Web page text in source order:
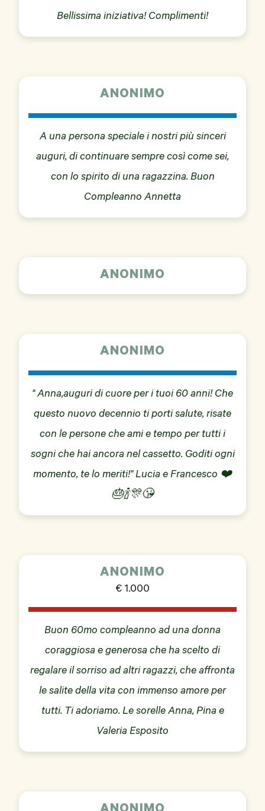
Bellissima iniziativa! Complimenti!
ANONIMO
A una persona speciale i nostri più sinceri
auguri, di continuare sempre così come sei,
con lo spirito di una ragazzina. Buon
Compleanno Annetta
ANONIMO
ANONIMO
" Anna,auguri di cuore per i tuoi 60 anni! Che
questo nuovo decennio ti porti salute, risate
con le persone che ami e tempo per tutti i
sogni che hai ancora nel cassetto. Goditi ogni
momento, te lo meriti!" Lucia e Francesco ❤️
🎂🍾🎊😘
ANONIMO
€ 1.000
Buon 60mo compleanno ad una donna
coraggiosa e generosa che ha scelto di
regalare il sorriso ad altri ragazzi, che affronta
le salite della vita con immenso amore per
tutti. Ti adoriamo. Le sorelle Anna, Pina e
Valeria Esposito